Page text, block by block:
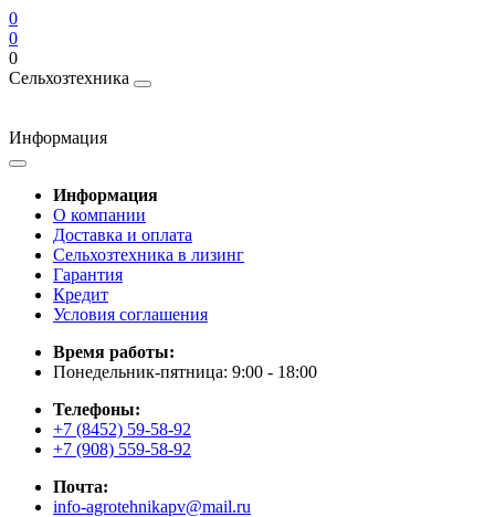
0
0
0
Сельхозтехника
Информация
Информация
О компании
Доставка и оплата
Сельхозтехника в лизинг
Гарантия
Кредит
Условия соглашения
Время работы:
Понедельник-пятница: 9:00 - 18:00
Телефоны:
+7 (8452) 59-58-92
+7 (908) 559-58-92
Почта:
info-agrotehnikapv@mail.ru